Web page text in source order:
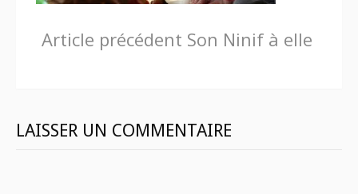
Lire
Article précédent Son Ninif à elle
LAISSER UN COMMENTAIRE